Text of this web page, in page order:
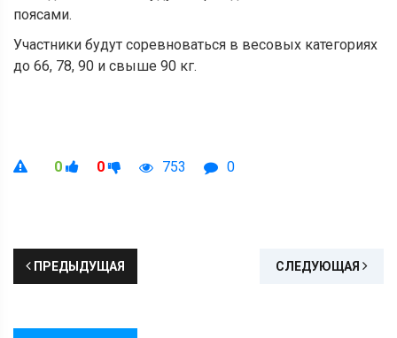
поясами.
Участники будут соревноваться в весовых категориях
до 66, 78, 90 и свыше 90 кг.
0 0 753 0
ПРЕДЫДУЩАЯ СЛЕДУЮЩАЯ